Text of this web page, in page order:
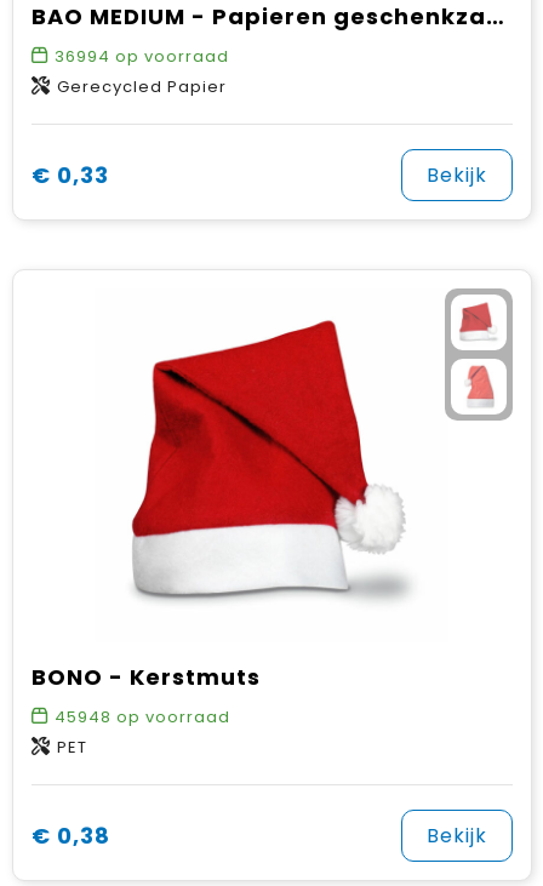
BAO MEDIUM - Papieren geschenkzakje (M)
36994 op voorraad
Gerecycled Papier
€ 0,33 Bekijk
BONO - Kerstmuts
45948 op voorraad
PET
€ 0,38 Bekijk